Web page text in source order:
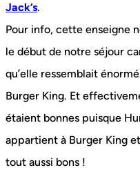
Jack’s.
Pour info, cette enseigne
le début de notre séjour
qu’elle ressemblait
Burger King. Et
étaient bonnes puisque
appartient à Burger King
tout aussi bons !